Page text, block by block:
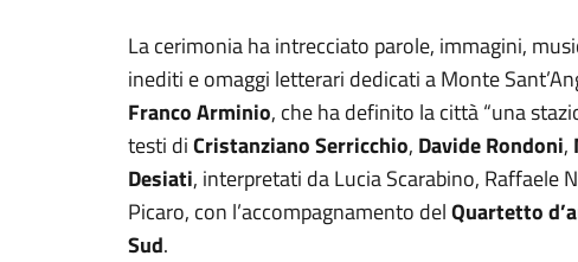
La cerimonia ha intrecciato parole, immagini,
inediti e omaggi letterari dedicati a Monte
Franco Arminio, che ha definito la città “una
testi diCristanziano Serricchio, Davide Rondoni,
Desiati, interpretati da Lucia Scarabino, Raffaele
Picaro, con l’accompagnamento delQuartetto
Sud.